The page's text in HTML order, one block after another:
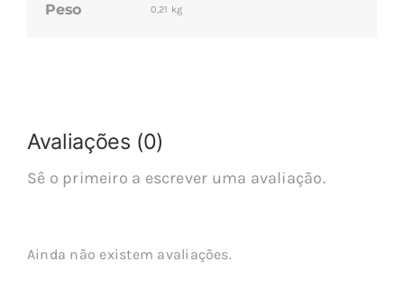
Peso 0,21 kg
Avaliações (0)
Sê o primeiro a escrever uma avaliação.
Ainda não existem avaliações.